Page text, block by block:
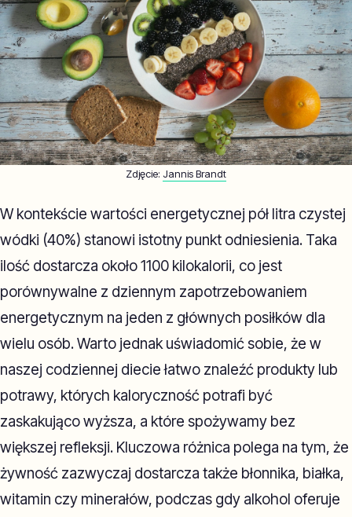
Zdjęcie: Jannis Brandt
W kontekście wartości energetycznej pół litra czystej
wódki (40%) stanowi istotny punkt odniesienia. Taka
ilość dostarcza około 1100 kilokalorii, co jest
porównywalne z dziennym zapotrzebowaniem
energetycznym na jeden z głównych posiłków dla
wielu osób. Warto jednak uświadomić sobie, że w
naszej codziennej diecie łatwo znaleźć produkty lub
potrawy, których kaloryczność potrafi być
zaskakująco wyższa, a które spożywamy bez
większej refleksji. Kluczowa różnica polega na tym, że
żywność zazwyczaj dostarcza także błonnika, białka,
witamin czy minerałów, podczas gdy alkohol oferuje